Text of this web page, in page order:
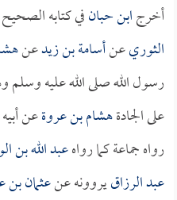
أخرجابن حبانفي كتابه
الثوريعنأسامة بن زيدعن
رسول الله صلى الله عليه
على الجادةهشام بن عروةعن
رواه جماعة كما رواهعبد الله بن
عبد الرزاقيروونه عنعثمان بن